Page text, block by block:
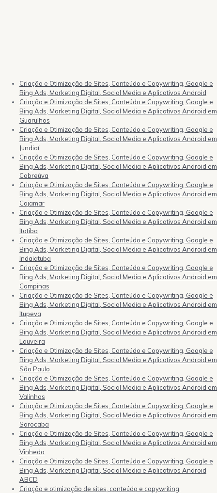
Criação e Otimização de Sites, Conteúdo e Copywriting, Google e
Bing Ads, Marketing Digital, Social Media e Aplicativos Android
Criação e Otimização de Sites, Conteúdo e Copywriting, Google e
Bing Ads, Marketing Digital, Social Media e Aplicativos Android em
Guarulhos
Criação e Otimização de Sites, Conteúdo e Copywriting, Google e
Bing Ads, Marketing Digital, Social Media e Aplicativos Android em
Jundiaí
Criação e Otimização de Sites, Conteúdo e Copywriting, Google e
Bing Ads, Marketing Digital, Social Media e Aplicativos Android em
Cabreúva
Criação e Otimização de Sites, Conteúdo e Copywriting, Google e
Bing Ads, Marketing Digital, Social Media e Aplicativos Android em
Cajamar
Criação e Otimização de Sites, Conteúdo e Copywriting, Google e
Bing Ads, Marketing Digital, Social Media e Aplicativos Android em
Itatiba
Criação e Otimização de Sites, Conteúdo e Copywriting, Google e
Bing Ads, Marketing Digital, Social Media e Aplicativos Android em
Indaiatuba
Criação e Otimização de Sites, Conteúdo e Copywriting, Google e
Bing Ads, Marketing Digital, Social Media e Aplicativos Android em
Campinas
Criação e Otimização de Sites, Conteúdo e Copywriting, Google e
Bing Ads, Marketing Digital, Social Media e Aplicativos Android em
Itupeva
Criação e Otimização de Sites, Conteúdo e Copywriting, Google e
Bing Ads, Marketing Digital, Social Media e Aplicativos Android em
Louveira
Criação e Otimização de Sites, Conteúdo e Copywriting, Google e
Bing Ads, Marketing Digital, Social Media e Aplicativos Android em
São Paulo
Criação e Otimização de Sites, Conteúdo e Copywriting, Google e
Bing Ads, Marketing Digital, Social Media e Aplicativos Android em
Valinhos
Criação e Otimização de Sites, Conteúdo e Copywriting, Google e
Bing Ads, Marketing Digital, Social Media e Aplicativos Android em
Sorocaba
Criação e Otimização de Sites, Conteúdo e Copywriting, Google e
Bing Ads, Marketing Digital, Social Media e Aplicativos Android em
Vinhedo
Criação e Otimização de Sites, Conteúdo e Copywriting, Google e
Bing Ads, Marketing Digital, Social Media e Aplicativos Android
ABCD
Criação e otimização de sites, conteúdo e copywriting,